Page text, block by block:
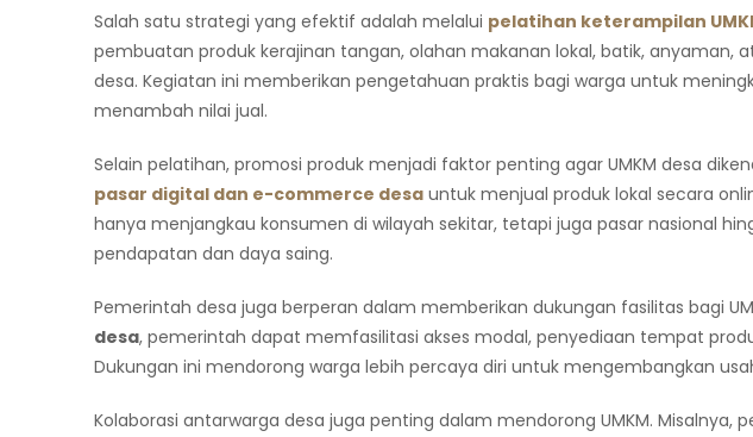
Salah satu strategi yang efektif adalah melalui pelatihan keterampilan
pembuatan produk kerajinan tangan, olahan makanan lokal, batik, anyaman,
desa. Kegiatan ini memberikan pengetahuan praktis bagi warga untuk
menambah nilai jual.
Selain pelatihan, promosi produk menjadi faktor penting agar UMKM desa
pasar digital dan e-commerce desa untuk menjual produk lokal secara
hanya menjangkau konsumen di wilayah sekitar, tetapi juga pasar nasional
pendapatan dan daya saing.
Pemerintah desa juga berperan dalam memberikan dukungan fasilitas bagi
desa, pemerintah dapat memfasilitasi akses modal, penyediaan tempat
Dukungan ini mendorong warga lebih percaya diri untuk mengembangkan
Kolaborasi antarwarga desa juga penting dalam mendorong UMKM. Misalnya,